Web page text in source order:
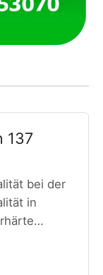
137
bei der
in